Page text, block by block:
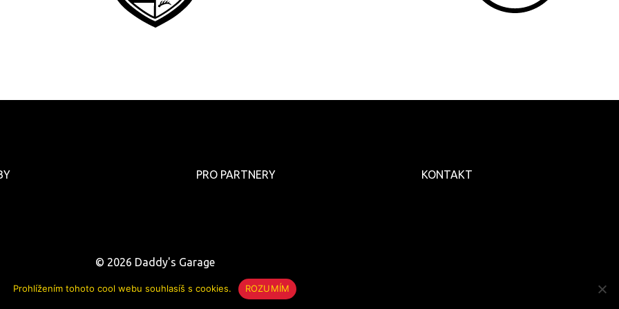
PRO PARTNERY KONTAKT
© 2026 Daddy's Garage
Prohlížením tohoto cool webu souhlasíš s cookies. ROZUMÍM